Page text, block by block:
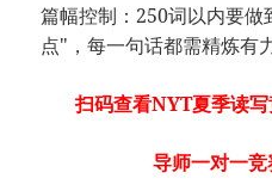
篇幅控制：250词以内要
点"，每一句话都需精炼有
扫码查看NYT夏季读
导师一对一竞